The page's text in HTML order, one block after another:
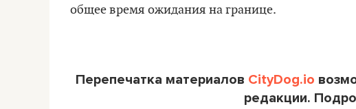
общее время ожидания на границе.
Перепечатка материалов CityDog.io
редакции.